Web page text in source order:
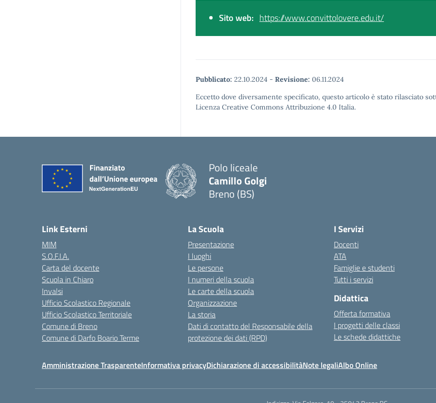
Sito web: https://www.convittolovere.edu.it/
Pubblicato: 22.10.2024 - Revisione: 06.11.2024
Eccetto dove diversamente specificato, questo articolo è stato rilasciato
Licenza Creative Commons Attribuzione 4.0 Italia.
Polo liceale
Camillo Golgi
Breno (BS)
Link Esterni
MIM
S.O.F.I.A.
Carta del docente
Scuola in Chiaro
Invalsi
Ufficio Scolastico Regionale
Ufficio Scolastico Territoriale
Comune di Breno
Comune di Darfo Boario Terme
La Scuola
Presentazione
I luoghi
Le persone
I numeri della scuola
Le carte della scuola
Organizzazione
La storia
Dati di contatto del Responsabile della
protezione dei dati (RPD)
I Servizi
Docenti
ATA
Famiglie e studenti
Tutti i servizi
Didattica
Offerta formativa
I progetti delle classi
Le schede didattiche
Amministrazione TrasparenteInformativa privacyDichiarazione di accessibilitàNote legaliAlbo Online